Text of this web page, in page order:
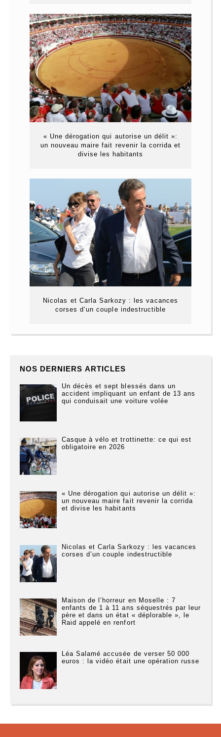
« Une dérogation qui autorise un délit »:
un nouveau maire fait revenir la corrida et
divise les habitants
Nicolas et Carla Sarkozy : les vacances
corses d’un couple indestructible
NOS DERNIERS ARTICLES
Un décès et sept blessés dans un
accident impliquant un enfant de 13 ans
qui conduisait une voiture volée
Casque à vélo et trottinette: ce qui est
obligatoire en 2026
« Une dérogation qui autorise un délit »:
un nouveau maire fait revenir la corrida
et divise les habitants
Nicolas et Carla Sarkozy : les vacances
corses d’un couple indestructible
Maison de l’horreur en Moselle : 7
enfants de 1 à 11 ans séquestrés par leur
père et dans un état « déplorable », le
Raid appelé en renfort
Léa Salamé accusée de verser 50 000
euros : la vidéo était une opération russe